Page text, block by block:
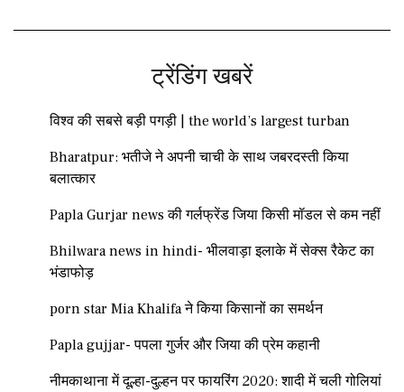
ट्रेंडिंग खबरें
विश्व की सबसे बड़ी पगड़ी | the world’s largest turban
Bharatpur: भतीजे ने अपनी चाची के साथ जबरदस्ती किया
बलात्कार
Papla Gurjar news की गर्लफ्रेंड जिया किसी मॉडल से कम नहीं
Bhilwara news in hindi- भीलवाड़ा इलाके में सेक्स रैकेट का
भंडाफोड़
porn star Mia Khalifa ने किया किसानों का समर्थन
Papla gujjar- पपला गुर्जर और जिया की प्रेम कहानी
नीमकाथाना में दूल्हा-दुल्हन पर फायरिंग 2020: शादी में चली गोलियां